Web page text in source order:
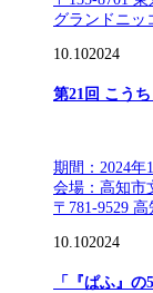
グランドニッ
10.102024
第21回 こう
期間：2024年
会場：高知市
〒781-9529
10.102024
「『ぱふ』